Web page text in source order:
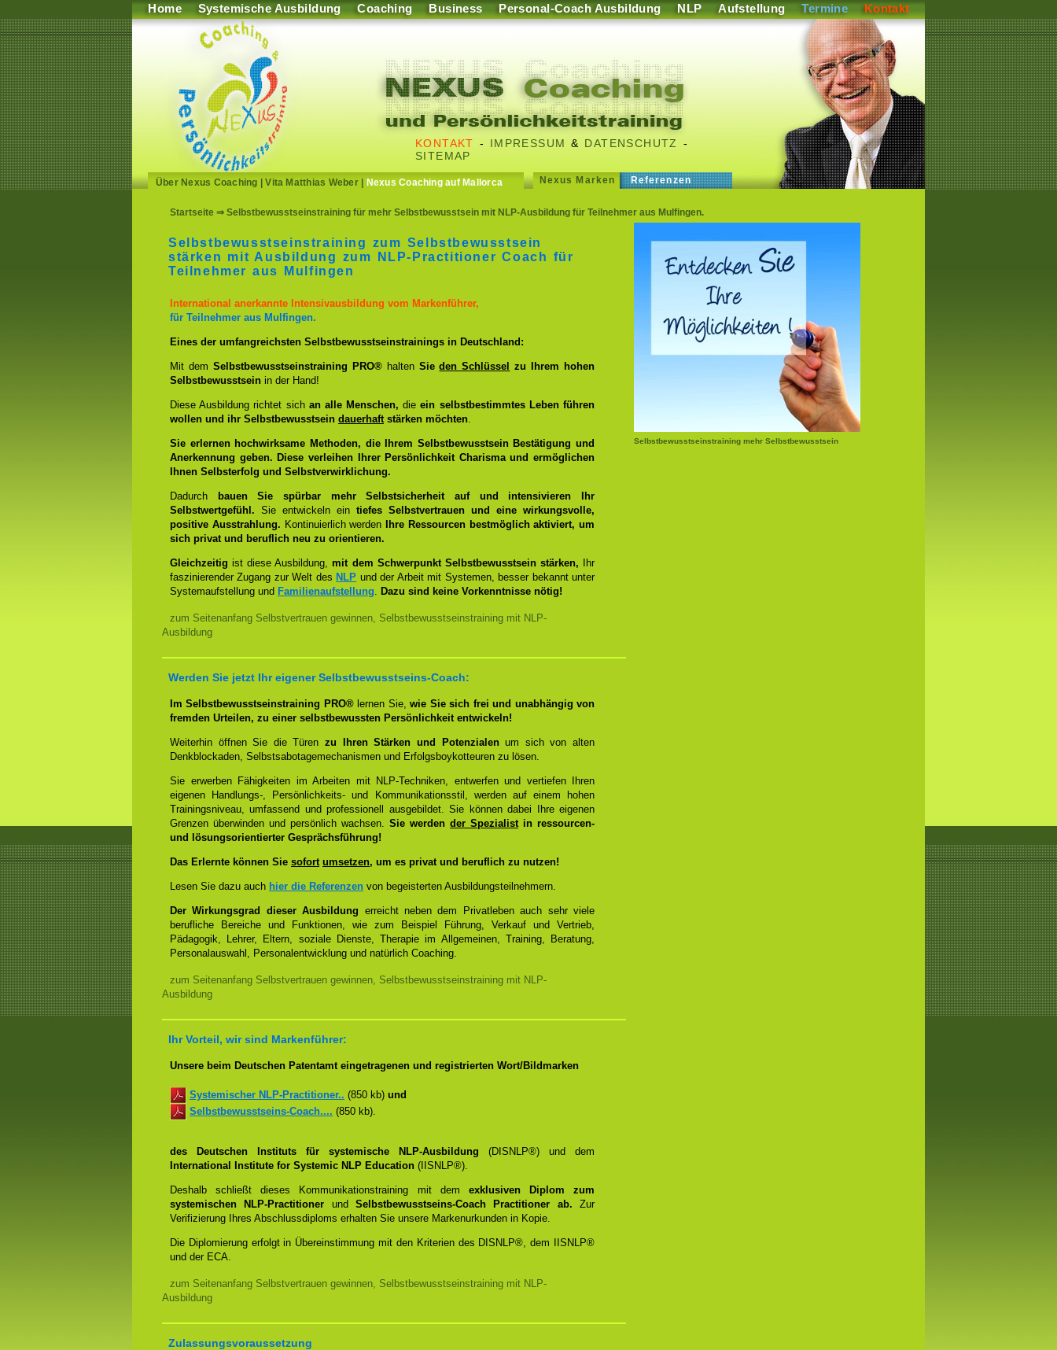
Home Systemische Ausbildung Coaching Business Personal-Coach Ausbildung NLP Aufstellung Termine Kontakt
KONTAKT - IMPRESSUM & DATENSCHUTZ
-
SITEMAP
Über Nexus Coaching |Vita Matthias Weber| Nexus Coaching auf Mallorca Nexus Marken Referenzen
Startseite ⇒ Selbstbewusstseinstraining für mehr Selbstbewusstsein mit NLP-Ausbildung für Teilnehmer aus Mulfingen.
Selbstbewusstseinstraining mehr Selbstbewusstsein
Selbstbewusstseinstraining zum Selbstbewusstsein
stärken mit Ausbildung zum NLP-Practitioner Coach für
Teilnehmer aus Mulfingen
International anerkannte Intensivausbildung vom Markenführer,
für Teilnehmer aus Mulfingen.
Eines der umfangreichsten Selbstbewusstseinstrainings in Deutschland:
Mit dem Selbstbewusstseinstraining PRO®haltenSieden Schlüssel
zu Ihrem hohen
Selbstbewusstsein in der Hand!
Diese Ausbildung richtet sich an alle Menschen, dieein selbstbestimmtes Leben führen
wollen und ihr Selbstbewusstsein dauerhaftstärken möchten.
Sie erlernen hochwirksame Methoden, die Ihrem Selbstbewusstsein Bestätigung und
Anerkennung geben. Diese verleihen Ihrer Persönlichkeit Charisma und ermöglichen
Ihnen Selbsterfolg und Selbstverwirklichung.
Dadurch
bauen Sie spürbar mehr Selbstsicherheit auf und intensivieren Ihr
Selbstwertgefühl. Sie entwickeln ein tiefes Selbstvertrauen und eine wirkungsvolle,
positive Ausstrahlung. Kontinuierlich werden
Ihre Ressourcen bestmöglich aktiviert, um
sich privat und beruflich neu zu orientieren.
Gleichzeitigist diese Ausbildung, mit dem Schwerpunkt Selbstbewusstsein stärken, Ihr
faszinierender Zugang zur Welt des NLP und der Arbeit mit Systemen, besser bekannt unter
Systemaufstellung und Familienaufstellung. Dazu sind keine Vorkenntnisse nötig!
zum Seitenanfang Selbstvertrauen gewinnen, Selbstbewusstseinstraining mit NLP-
Ausbildung
Werden Sie jetzt Ihr eigener Selbstbewusstseins-Coach:
Im Selbstbewusstseinstraining PRO® lernen Sie,wie Sie sich frei und unabhängig von
fremden Urteilen, zu einer selbstbewussten Persönlichkeit entwickeln!
Weiterhin öffnen Sie die Türenzu Ihren Stärken und Potenzialenum sich von alten
Denkblockaden, Selbstsabotagemechanismen und Erfolgsboykotteuren zu lösen.
Sie erwerben Fähigkeiten im Arbeiten mit NLP-Techniken, entwerfen und vertiefen Ihren
eigenen Handlungs-, Persönlichkeits- und Kommunikationsstil, werden auf einem hohen
Trainingsniveau, umfassend und professionell ausgebildet. Sie können dabei Ihre eigenen
Grenzen überwinden und persönlich wachsen. Sie werden der Spezialistin ressourcen-
und lösungsorientierter Gesprächsführung!
Das Erlernte können Sie sofort umsetzen, um es privat und beruflich zu nutzen!
Lesen Sie dazu auch hier die Referenzen von begeisterten Ausbildungsteilnehmern.
Der Wirkungsgrad dieser Ausbildung erreicht neben dem Privatleben auch sehr viele
berufliche Bereiche und Funktionen, wie zum Beispiel Führung, Verkauf und Vertrieb,
Pädagogik, Lehrer, Eltern, soziale Dienste, Therapie im Allgemeinen, Training, Beratung,
Personalauswahl, Personalentwicklung und natürlich Coaching.
zum Seitenanfang Selbstvertrauen gewinnen, Selbstbewusstseinstraining mit NLP-
Ausbildung
Ihr Vorteil, wir sind Markenführer:
Unsere beim Deutschen Patentamt eingetragenen und registrierten Wort/Bildmarken
Systemischer NLP-Practitioner.. (850 kb) und
Selbstbewusstseins-Coach.... (850 kb).
des Deutschen Instituts für systemische NLP-Ausbildung (DISNLP®) und dem
International Institute for Systemic NLP Education (IISNLP®).
Deshalb schließt dieses Kommunikationstraining mit dem exklusiven Diplom zum
systemischen NLP-Practitioner undSelbstbewusstseins-Coach Practitioner ab.Zur
Verifizierung Ihres Abschlussdiploms erhalten Sie unsere Markenurkunden in Kopie.
Die Diplomierung erfolgt in Übereinstimmung mit den Kriterien des DISNLP®, dem IISNLP®
und der ECA.
zum Seitenanfang Selbstvertrauen gewinnen, Selbstbewusstseinstraining mit NLP-
Ausbildung
Zulassungsvoraussetzung